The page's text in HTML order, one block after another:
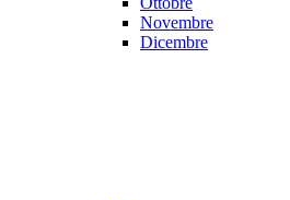
Novembre
Dicembre